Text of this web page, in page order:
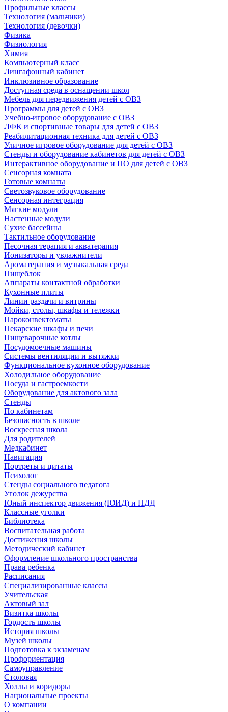
Профильные классы
Технология (мальчики)
Технология (девочки)
Физика
Физиология
Химия
Компьютерный класс
Лингафонный кабинет
Инклюзивное образование
Доступная среда в оснащении школ
Мебель для передвижения детей с ОВЗ
Программы для детей с ОВЗ
Учебно-игровое оборудование с ОВЗ
ЛФК и спортивные товары для детей с ОВЗ
Реабилитационная техника для детей с ОВЗ
Уличное игровое оборудование для детей с ОВЗ
Стенды и оборудование кабинетов для детей с ОВЗ
Интерактивное оборудование и ПО для детей с ОВЗ
Сенсорная комната
Готовые комнаты
Светозвуковое оборудование
Сенсорная интеграция
Мягкие модули
Настенные модули
Сухие бассейны
Тактильное оборудование
Песочная терапия и акватерапия
Ионизаторы и увлажнители
Ароматерапия и музыкальная среда
Пищеблок
Аппараты контактной обработки
Кухонные плиты
Линии раздачи и витрины
Мойки, столы, шкафы и тележки
Пароконвектоматы
Пекарские шкафы и печи
Пищеварочные котлы
Посудомоечные машины
Системы вентиляции и вытяжки
Функциональное кухонное оборудование
Холодильное оборудование
Посуда и гастроемкости
Оборудование для актового зала
Стенды
По кабинетам
Безопасность в школе
Воскресная школа
Для родителей
Медкабинет
Навигация
Портреты и цитаты
Психолог
Стенды социального педагога
Уголок дежурства
Юный инспектор движения (ЮИД) и ПДД
Классные уголки
Библиотека
Воспитательная работа
Достижения школы
Методический кабинет
Оформление школьного пространства
Права ребенка
Расписания
Специализированные классы
Учительская
Актовый зал
Визитка школы
Гордость школы
История школы
Музей школы
Подготовка к экзаменам
Профориентация
Самоуправление
Столовая
Холлы и коридоры
Национальные проекты
О компании